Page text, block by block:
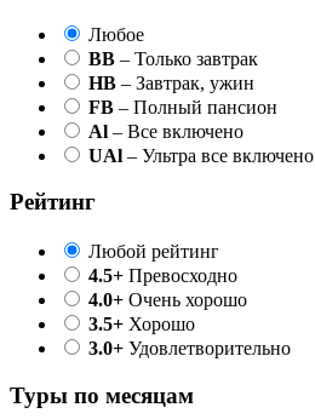
Любое
BB – Только завтрак
HB – Завтрак, ужин
FB – Полный пансион
Al – Все включено
UAl – Ультра все включено
Рейтинг
Любой рейтинг
4.5+ Превосходно
4.0+ Очень хорошо
3.5+ Хорошо
3.0+ Удовлетворительно
Туры по месяцам